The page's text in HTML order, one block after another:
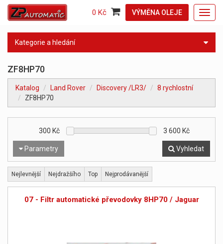
VÝMĚNA OLEJE
0 Kč
Kategorie a hledání
ZF8HP70
Katalog Land Rover Discovery /LR3/
8 rychlostní
ZF8HP70
Parametry
300 Kč 3 600 Kč
Vyhledat
Nejlevnější Nejdražšího Top Nejprodávanější
07 - Filtr automatické převodovky 8HP70 / Jaguar